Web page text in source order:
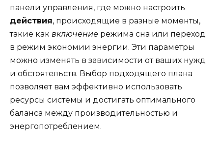
панели управления, где можно настроить
действия, происходящие в разные моменты,
такие как включение режима сна или переход
в режим экономии энергии. Эти параметры
можно изменять в зависимости от ваших нужд
и обстоятельств. Выбор подходящего плана
позволяет вам эффективно использовать
ресурсы системы и достигать оптимального
баланса между производительностью и
энергопотреблением.